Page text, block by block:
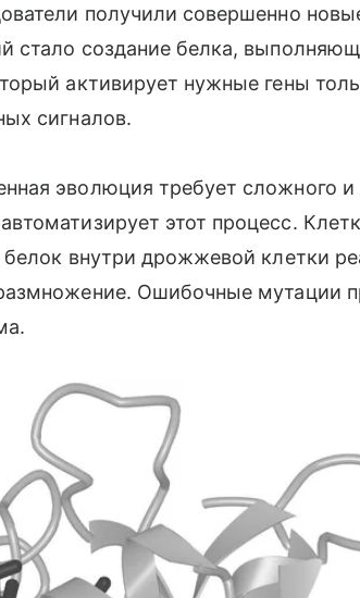
получили совершенно
стало создание белка,
активирует нужные гены
сигналов.
эволюция требует сложного и
этот процесс.
внутри дрожжевой клетки
Ошибочные мутации